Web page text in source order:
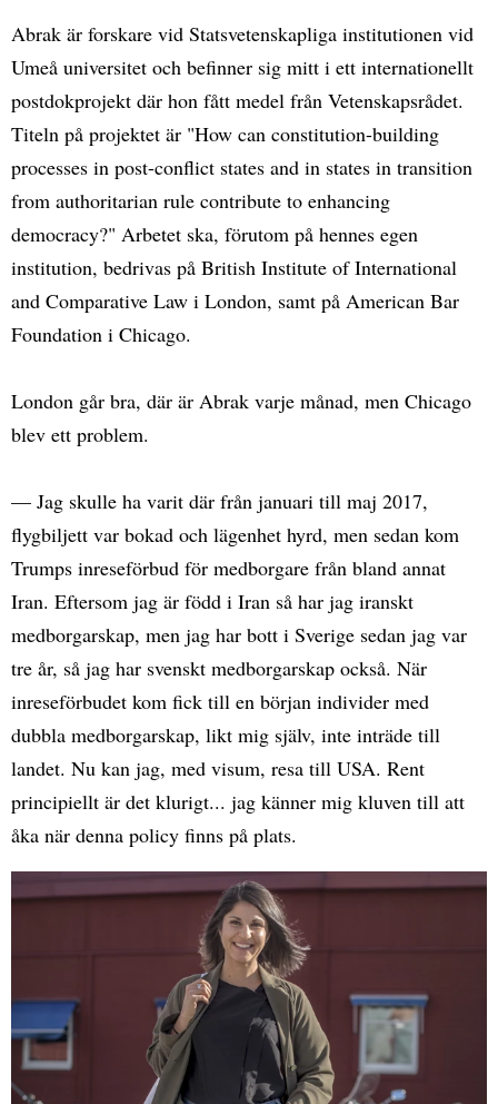
Abrak är forskare vid Statsvetenskapliga institutionen vid
Umeå universitet och befinner sig mitt i ett internationellt
postdokprojekt där hon fått medel från Vetenskapsrådet.
Titeln på projektet är "How can constitution-building
processes in post-conflict states and in states in transition
from authoritarian rule contribute to enhancing
democracy?" Arbetet ska, förutom på hennes egen
institution, bedrivas på British Institute of International
and Comparative Law i London, samt på American Bar
Foundation i Chicago.
London går bra, där är Abrak varje månad, men Chicago
blev ett problem.
— Jag skulle ha varit där från januari till maj 2017,
flygbiljett var bokad och lägenhet hyrd, men sedan kom
Trumps inreseförbud för medborgare från bland annat
Iran. Eftersom jag är född i Iran så har jag iranskt
medborgarskap, men jag har bott i Sverige sedan jag var
tre år, så jag har svenskt medborgarskap också. När
inreseförbudet kom fick till en början individer med
dubbla medborgarskap, likt mig själv, inte inträde till
landet. Nu kan jag, med visum, resa till USA. Rent
principiellt är det klurigt... jag känner mig kluven till att
åka när denna policy finns på plats.